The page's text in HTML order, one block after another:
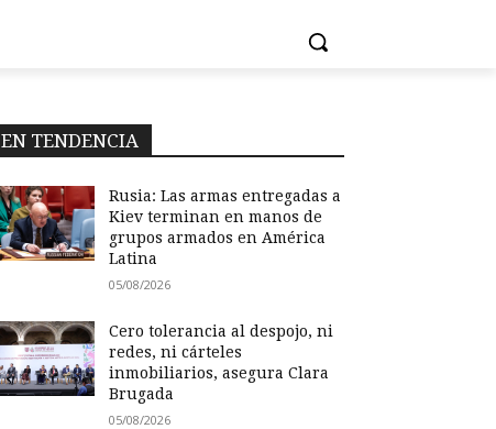
EN TENDENCIA
Rusia: Las armas entregadas a
Kiev terminan en manos de
grupos armados en América
Latina
05/08/2026
Cero tolerancia al despojo, ni
redes, ni cárteles
inmobiliarios, asegura Clara
Brugada
05/08/2026